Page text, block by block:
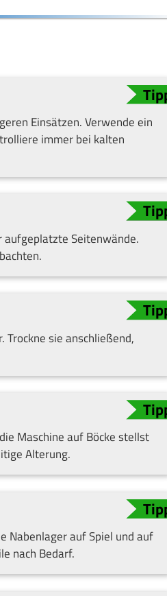
Einsätzen. Verwende ein
immer bei kalten
aufgeplatzte Seitenwände.
Trockne sie anschließend,
Maschine auf Böcke stellst
Alterung.
Nabenlager auf Spiel und auf
nach Bedarf.